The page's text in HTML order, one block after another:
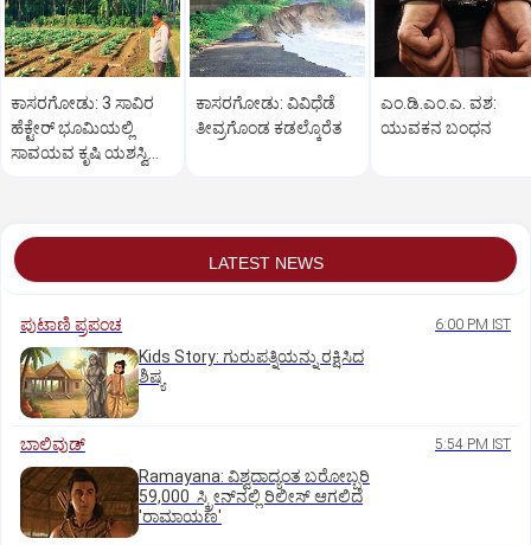
ಕಾಸರಗೋಡು: 3 ಸಾವಿರ
ಹೆಕ್ಟೇರ್‌ ಭೂಮಿಯಲ್ಲಿ
ಸಾವಯವ ಕೃಷಿ ಯಶಸ್ವಿ
ಕಾಸರಗೋಡು: ವಿವಿಧೆಡೆ
ತೀವ್ರಗೊಂಡ ಕಡಲ್ಕೊರೆತ
ಎಂ.ಡಿ.ಎಂ.ಎ. ವಶ:
ಯುವಕನ ಬಂಧನ
LATEST NEWS
ಪುಟಾಣಿ ಪ್ರಪಂಚ 6:00 PM IST
Kids Story: ಗುರುಪತ್ನಿಯನ್ನು ರಕ್ಷಿಸಿದ
ಶಿಷ್ಯ
ಬಾಲಿವುಡ್‌ 5:54 PM IST
Ramayana: ವಿಶ್ವದಾದ್ಯಂತ ಬರೋಬ್ಬರಿ
59,000 ಸ್ಕ್ರೀನ್‌ನಲ್ಲಿ ರಿಲೀಸ್‌ ಆಗಲಿದೆ
'ರಾಮಾಯಣ'